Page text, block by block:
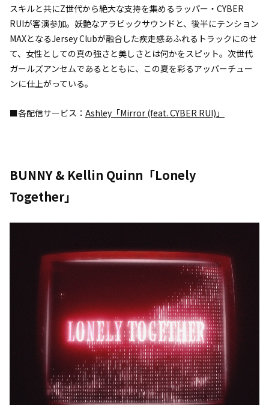
スキルと共にZ世代から絶大な支持を集めるラッパー・CYBER
RUIが客演参加。妖艶なアラビックサウンドと、後半にテンション
MAXとなるJersey Clubが融合した疾走感あふれるトラックにのせ
て、女性としての真の強さと美しさとは何かをスピット。次世代
ガールズアンセムであるとともに、この夏を彩るアッパーチュー
ンに仕上がっている。
■各配信サービス： Ashley「Mirror (feat. CYBER RUI)」
BUNNY & Kellin Quinn「Lonely
Together」